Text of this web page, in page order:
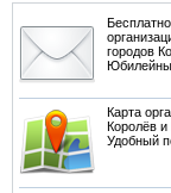
городов
Карта
Королёв
Удобный